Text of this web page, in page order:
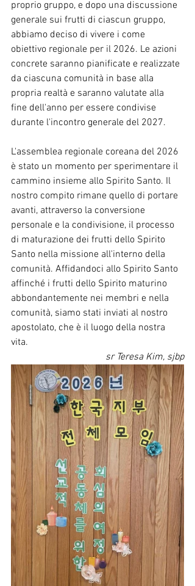
proprio gruppo, e dopo una discussione
generale sui frutti di ciascun gruppo,
abbiamo deciso di vivere i come
obiettivo regionale per il 2026. Le azioni
concrete saranno pianificate e realizzate
da ciascuna comunità in base alla
propria realtà e saranno valutate alla
fine dell'anno per essere condivise
durante l'incontro generale del 2027.
L'assemblea regionale coreana del 2026
è stato un momento per sperimentare il
cammino insieme allo Spirito Santo. Il
nostro compito rimane quello di portare
avanti, attraverso la conversione
personale e la condivisione, il processo
di maturazione dei frutti dello Spirito
Santo nella missione all'interno della
comunità. Affidandoci allo Spirito Santo
affinché i frutti dello Spirito maturino
abbondantemente nei membri e nella
comunità, siamo stati inviati al nostro
apostolato, che è il luogo della nostra
vita.
sr Teresa Kim, sjbp